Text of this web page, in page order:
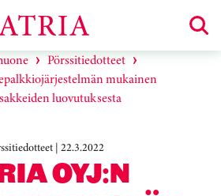
Pörssitiedotteet
mukainen
luovutuksesta
| 22.3.2022
OYJ:N